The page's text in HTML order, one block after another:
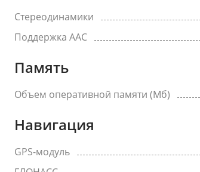
Стереодинамики
Поддержка AAC
Память
Объем оперативной памяти (Мб)
Навигация
GPS-модуль